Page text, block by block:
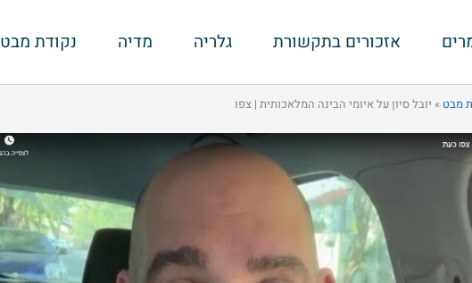
אזכורים בתקשורת גלריה מדיה נקודת מבט
מבט » יובל סיון על איומי הבינה המלאכותית | צפו